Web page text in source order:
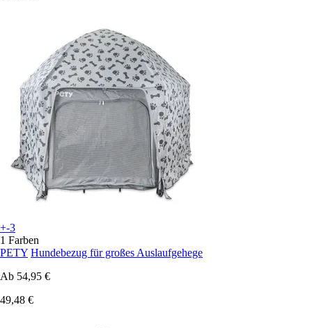
+-3
1 Farben
PETY Hundebezug für großes Auslaufgehege
Ab 54,95 €
49,48 €